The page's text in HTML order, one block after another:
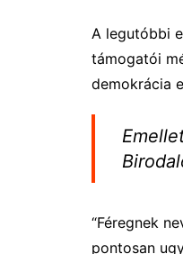
A legutóbbi
támogatói
demokrácia
“Féregnek
pontosan